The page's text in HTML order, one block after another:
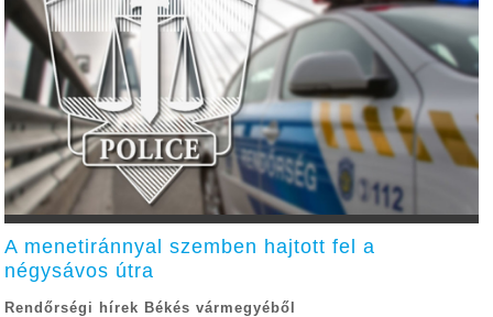
A menetiránnyal szemben hajtott fel a
négysávos útra
Rendőrségi hírek Békés vármegyéből